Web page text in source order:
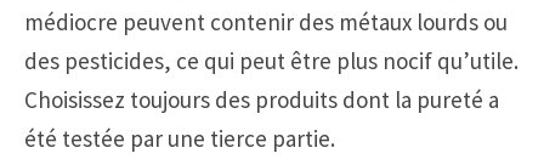
médiocre peuvent contenir des métaux lourds ou
des pesticides, ce qui peut être plus nocif qu’utile.
Choisissez toujours des produits dont la pureté a
été testée par une tierce partie.